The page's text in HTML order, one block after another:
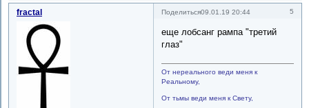
Поделиться 5
09.01.19 20:44
fractal
еще лобсанг рампа "третий
глаз"
От нереального веди меня к
Реальному,
От тьмы веди меня к Свету,